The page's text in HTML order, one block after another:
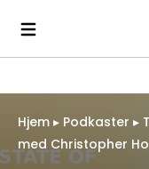
Hjem ▸ Podkaster ▸
med Christopher